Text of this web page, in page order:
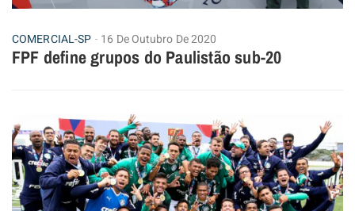
COMERCIAL-SP 16 De Outubro De 2020
FPF define grupos do Paulistão sub-20